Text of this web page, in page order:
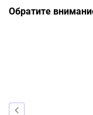
Обратите